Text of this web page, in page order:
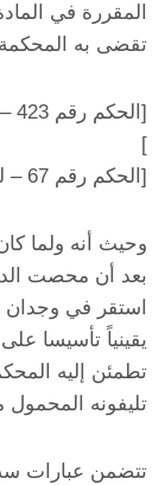
المقررة في
تقضى به المحكمة
]
[الحكم رقم 67 – لسنة 2013 – تاريخ الجلسة 13 / 3 / 2013 ]
وحيث أنه ولما
بعد أن محصت
استقر في وجدان
يقينياً تأسيسا
تطمئن إليه
تليفونه
تتضمن عبارات